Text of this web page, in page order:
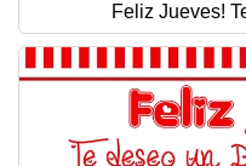
Feliz Jueves!